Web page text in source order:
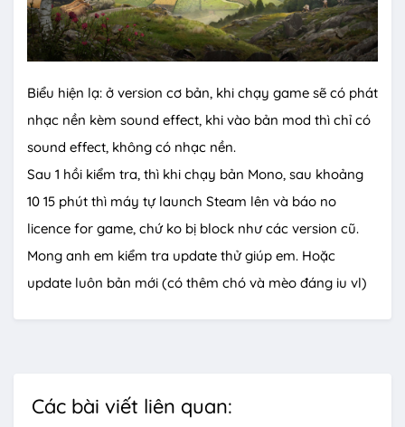
Biểu hiện lạ: ở version cơ bản, khi chạy game sẽ có phát
nhạc nền kèm sound effect, khi vào bản mod thì chỉ có
sound effect, không có nhạc nền.
Sau 1 hồi kiểm tra, thì khi chạy bản Mono, sau khoảng
10 15 phút thì máy tự launch Steam lên và báo no
licence for game, chứ ko bị block như các version cũ.
Mong anh em kiểm tra update thử giúp em. Hoặc
update luôn bản mới (có thêm chó và mèo đáng iu vl)
Các bài viết liên quan: